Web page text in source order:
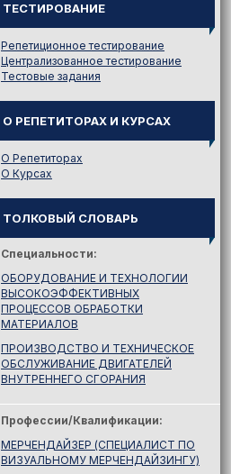
ТЕСТИРОВАНИЕ
Репетиционное тестирование
Централизованное тестирование
Тестовые задания
О РЕПЕТИТОРАХ И КУРСАХ
О Репетиторах
О Курсах
ТОЛКОВЫЙ СЛОВАРЬ
Специальности:
ОБОРУДОВАНИЕ И ТЕХНОЛОГИИ
ВЫСОКОЭФФЕКТИВНЫХ
ПРОЦЕССОВ ОБРАБОТКИ
МАТЕРИАЛОВ
ПРОИЗВОДСТВО И ТЕХНИЧЕСКОЕ
ОБСЛУЖИВАНИЕ ДВИГАТЕЛЕЙ
ВНУТРЕННЕГО СГОРАНИЯ
Профессии/Квалификации:
МЕРЧЕНДАЙЗЕР (СПЕЦИАЛИСТ ПО
ВИЗУАЛЬНОМУ МЕРЧЕНДАЙЗИНГУ)